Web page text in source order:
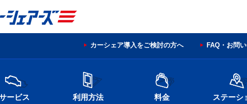
カーシェア導入をご検討の方へ FAQ・お問
ービス 利用方法 料金 ステーシ